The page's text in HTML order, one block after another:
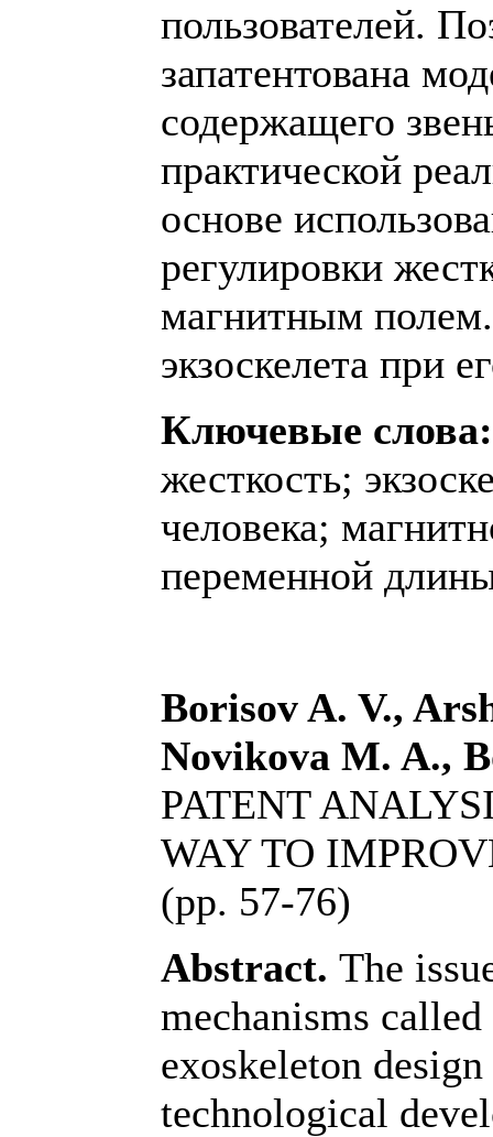
пользователей.
запатентована
содержащего
практической
основе
регулировки
магнитным
экзоскелета при
Ключевые слова:
жесткость;
человека;
переменной
Borisov A. V.,
Novikova M. A.,
PATENT
WAY TO
(pp. 57-76)
Abstract. The
mechanisms
exoskeleton
technological